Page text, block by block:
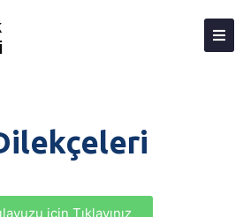
için Tıklayınız